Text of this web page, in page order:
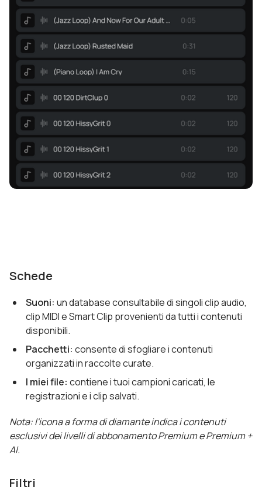
Schede
Suoni: un database consultabile di singoli clip audio,
clip MIDI e Smart Clip provenienti da tutti i contenuti
disponibili.
Pacchetti: consente di sfogliare i contenuti
organizzati in raccolte curate.
I miei file: contiene i tuoi campioni caricati, le
registrazioni e i clip salvati.
Nota: l'icona a forma di diamante indica i contenuti
esclusivi dei livelli di abbonamento Premium e Premium +
AI.
Filtri